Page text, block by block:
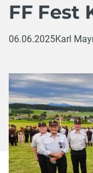
FF Fest
06.06.2025Karl